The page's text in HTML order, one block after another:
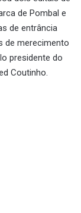
de Pombal e
de entrância
de merecimento
presidente do
Coutinho.